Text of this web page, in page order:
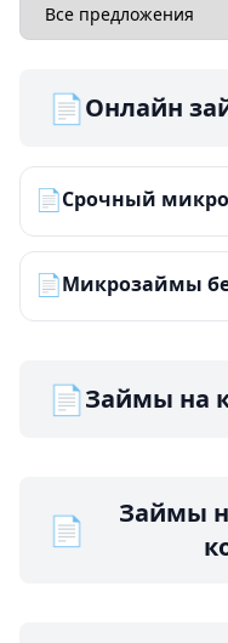
📄Онлайн
📄
📄
📄Займы на
📄
Займы